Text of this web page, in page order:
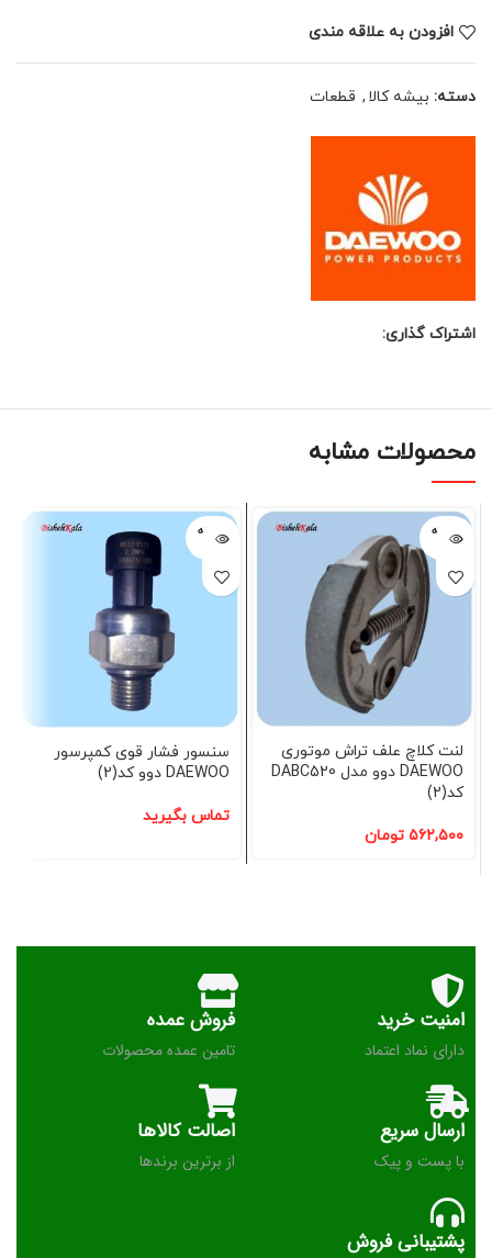
افزودن به علاقه مندی
دسته: بیشه کالا , قطعات
اشتراک گذاری:
محصولات مشابه
فروخته
شده
لنت کلاچ علف تراش موتوری
DAEWOO دوو مدل DABC520
کد(2)
۵۶۲,۵۰۰ تومان
فروخته
شده
سنسور فشار قوی کمپرسور
DAEWOO دوو کد(2)
تماس بگیرید
امنیت خرید
دارای نماد اعتماد
فروش عمده
تامین عمده محصولات
ارسال سریع
با پست و پیک
اصالت کالاها
از برترین برندها
پشتیبانی فروش